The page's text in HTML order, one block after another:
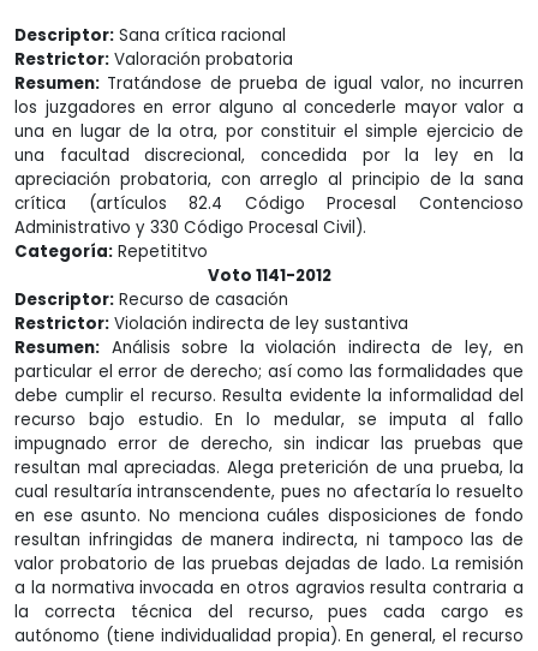
Descriptor: Sana crítica racional
Restrictor: Valoración probatoria
Resumen: Tratándose de prueba de igual valor, no incurren
los juzgadores en error alguno al concederle mayor valor a
una en lugar de la otra, por constituir el simple ejercicio de
una facultad discrecional, concedida por la ley en la
apreciación probatoria, con arreglo al principio de la sana
crítica (artículos 82.4 Código Procesal Contencioso
Administrativo y 330 Código Procesal Civil).
Categoría: Repetititvo
Voto 1141-2012
Descriptor: Recurso de casación
Restrictor: Violación indirecta de ley sustantiva
Resumen: Análisis sobre la violación indirecta de ley, en
particular el error de derecho; así como las formalidades que
debe cumplir el recurso. Resulta evidente la informalidad del
recurso bajo estudio. En lo medular, se imputa al fallo
impugnado error de derecho, sin indicar las pruebas que
resultan mal apreciadas. Alega preterición de una prueba, la
cual resultaría intranscendente, pues no afectaría lo resuelto
en ese asunto. No menciona cuáles disposiciones de fondo
resultan infringidas de manera indirecta, ni tampoco las de
valor probatorio de las pruebas dejadas de lado. La remisión
a la normativa invocada en otros agravios resulta contraria a
la correcta técnica del recurso, pues cada cargo es
autónomo (tiene individualidad propia). En general, el recurso